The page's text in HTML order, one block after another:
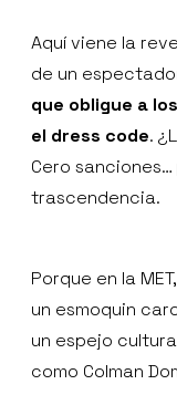
Aquí viene la
de un
que obligue a
el dress code.
Cero
trascendencia.
Porque en la
un esmoquin
un espejo
como Colman